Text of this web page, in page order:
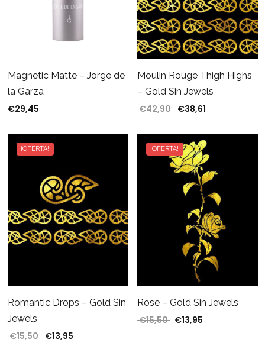
Magnetic Matte – Jorge de
la Garza
€29,45
Moulin Rouge Thigh Highs
– Gold Sin Jewels
€42,90 El precio original era:
€38,61El precio
¡OFERTA!
Romantic Drops – Gold Sin
Jewels
€15,50 El precio original era: €15,50.
€13,95El precio actual es: €13,95.
¡OFERTA!
Rose – Gold Sin Jewels
€15,50 El precio original era:
€13,95El precio